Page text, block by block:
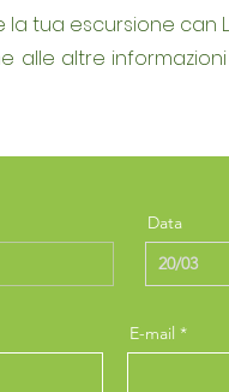
tua escursione can
alle altre
Data
E-mail